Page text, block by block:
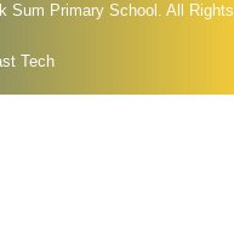
Sum Primary School. All Rights
Tech